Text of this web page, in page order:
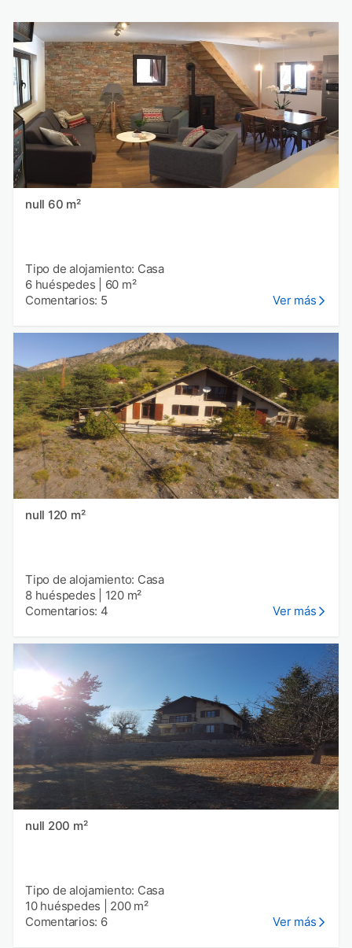
null 60 m²
Tipo de alojamiento: Casa
6 huéspedes
60 m²
Comentarios: 5
Ver más
null 120 m²
Tipo de alojamiento: Casa
8 huéspedes
120 m²
Comentarios: 4
Ver más
null 200 m²
Tipo de alojamiento: Casa
10 huéspedes
200 m²
Comentarios: 6
Ver más